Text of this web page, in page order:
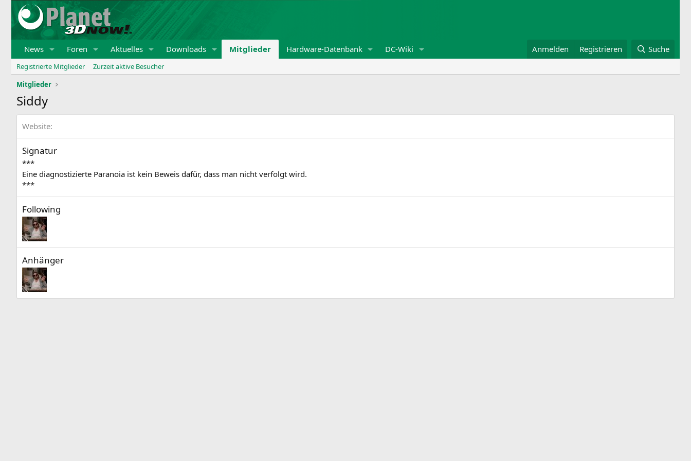
News Foren Aktuelles Downloads Mitglieder Hardware-Datenbank DC-Wiki Anmelden Registrieren Suche
Registrierte Mitglieder
Zurzeit aktive Besucher
Mitglieder
Siddy
Website
Signatur
***
Eine diagnostizierte Paranoia ist kein Beweis dafür, dass man nicht verfolgt wird.
***
Following
Anhänger